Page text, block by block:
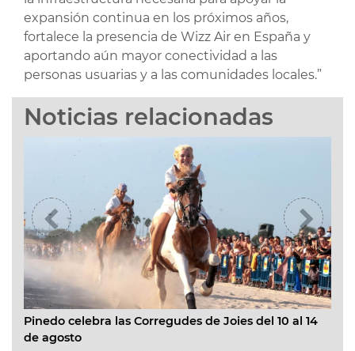
expansión continua en los próximos años,
fortalece la presencia de Wizz Air en España y
aportando aún mayor conectividad a las
personas usuarias y a las comunidades locales.”
Noticias relacionadas
Pinedo celebra las Corregudes de Joies del 10 al 14
de agosto